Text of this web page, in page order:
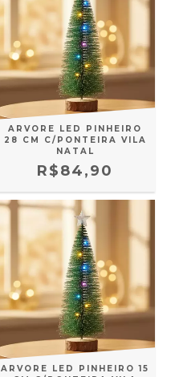
ARVORE LED PINHEIRO
28 CM C/PONTEIRA VILA
NATAL
R$84,90
ARVORE LED PINHEIRO 15